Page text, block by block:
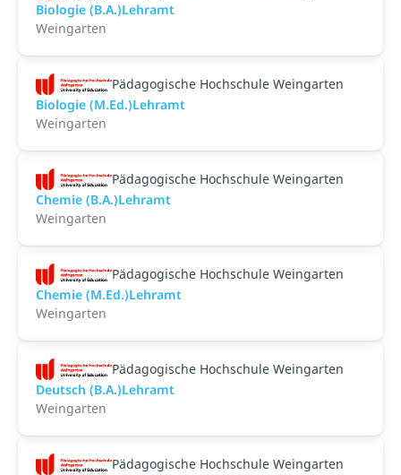
Biologie (B.A.)Lehramt
Weingarten
Pädagogische Hochschule Weingarten
Biologie (M.Ed.)Lehramt
Weingarten
Pädagogische Hochschule Weingarten
Chemie (B.A.)Lehramt
Weingarten
Pädagogische Hochschule Weingarten
Chemie (M.Ed.)Lehramt
Weingarten
Pädagogische Hochschule Weingarten
Deutsch (B.A.)Lehramt
Weingarten
Pädagogische Hochschule Weingarten